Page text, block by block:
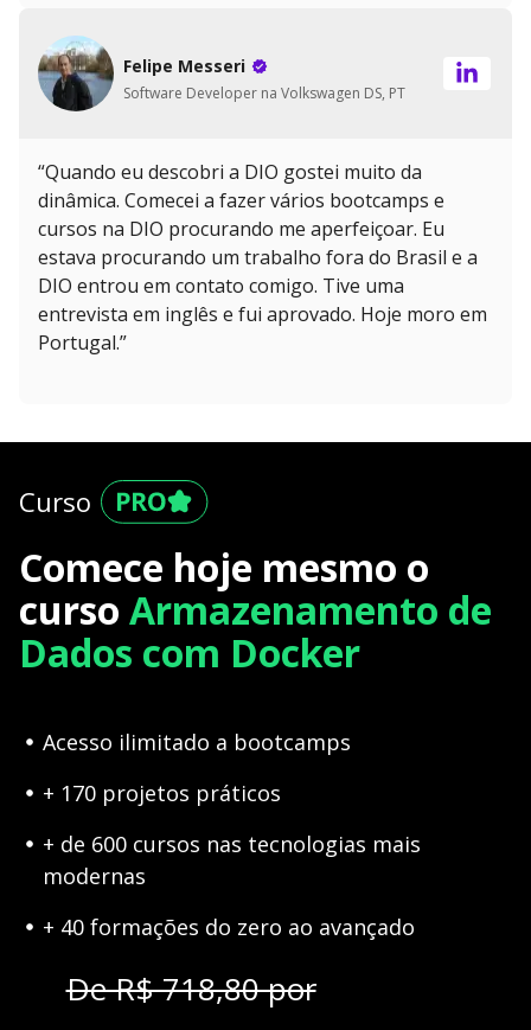
Felipe Messeri
Software Developer na Volkswagen DS, PT
“Quando eu descobri a DIO gostei muito da
dinâmica. Comecei a fazer vários bootcamps e
cursos na DIO procurando me aperfeiçoar. Eu
estava procurando um trabalho fora do Brasil e a
DIO entrou em contato comigo. Tive uma
entrevista em inglês e fui aprovado. Hoje moro em
Portugal.”
Curso
Comece hoje mesmo o
curso Armazenamento de
Dados com Docker
Acesso ilimitado a bootcamps
+ 170 projetos práticos
+ de 600 cursos nas tecnologias mais
modernas
+ 40 formações do zero ao avançado
De R$ 718,80 por